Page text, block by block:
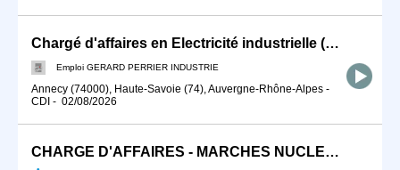
Chargé d'affaires en Electricité industrielle (F/H)
Emploi GERARD PERRIER INDUSTRIE
Annecy (74000), Haute-Savoie (74), Auvergne-Rhône-Alpes -
CDI - 02/08/2026
CHARGE D'AFFAIRES - MARCHES NUCLEAIRES H/F